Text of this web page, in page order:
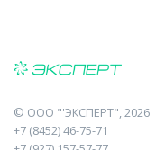
© ООО "'ЭКСПЕРТ", 2026
+7 (8452) 46-75-71